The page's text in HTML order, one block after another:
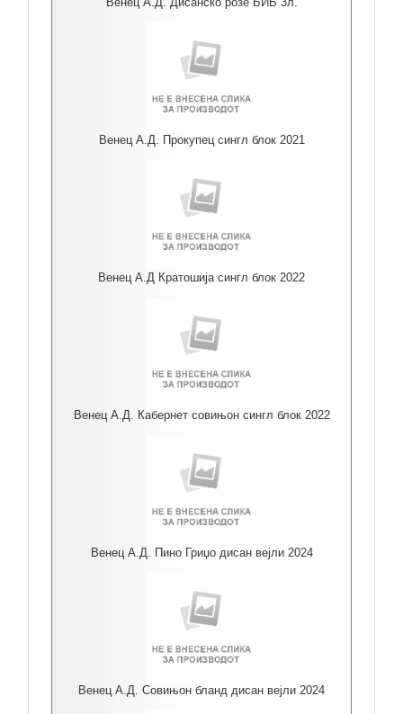
Венец А.Д. Прокупец сингл блок 2021
Венец А.Д Кратошија сингл блок 2022
Венец А.Д. Кабернет совињон сингл блок 2022
Венец А.Д. Пино Гриџо дисан вејли 2024
Венец А.Д. Совињон бланд дисан вејли 2024